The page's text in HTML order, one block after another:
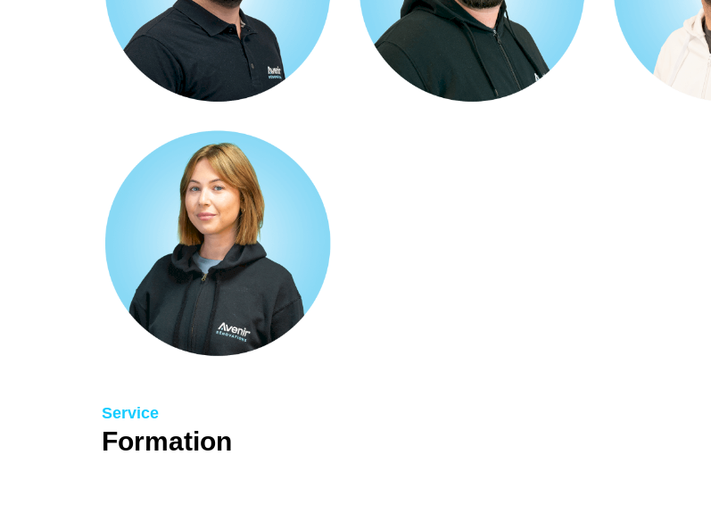
Service
Formation